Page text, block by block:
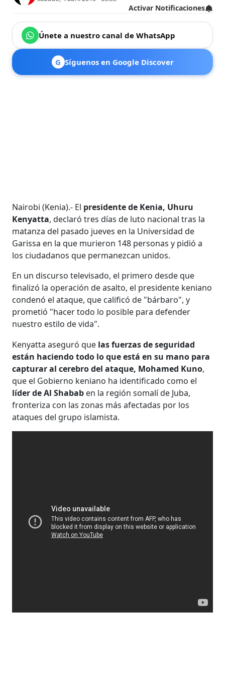
Activar Notificaciones
Únete a nuestro canal de WhatsApp
G Síguenos en Google Discover
Nairobi (Kenia).- El presidente de Kenia, Uhuru
Kenyatta, declaró tres días de luto nacional tras la
matanza del pasado jueves en la Universidad de
Garissa en la que murieron 148 personas y pidió a
los ciudadanos que permanezcan unidos.
En un discurso televisado, el primero desde que
finalizó la operación de asalto, el presidente keniano
condenó el ataque, que calificó de "bárbaro", y
prometió "hacer todo lo posible para defender
nuestro estilo de vida".
Kenyatta aseguró que las fuerzas de seguridad
están haciendo todo lo que está en su mano para
capturar al cerebro del ataque, Mohamed Kuno,
que el Gobierno keniano ha identificado como el
líder de Al Shabab en la región somalí de Juba,
fronteriza con las zonas más afectadas por los
ataques del grupo islamista.